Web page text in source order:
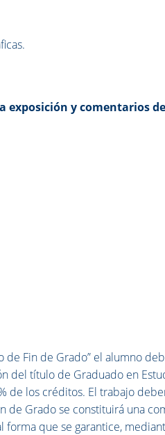
exposición y comentarios
de Fin de Grado” elalumno
del título de Graduado en
de los créditos. El trabajo
de Grado se constituirá una
que se garantice,